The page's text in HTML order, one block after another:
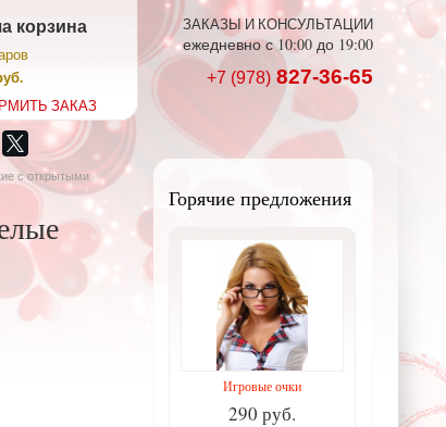
корзина
ЗАКАЗ
ЗАКАЗЫ И КОНСУЛЬТАЦИИ
ежедневно с 10:00 до 19:00
+7 (978) 827-36-65
с открытыми
Горячие предложения
Игровые очки
290 руб.